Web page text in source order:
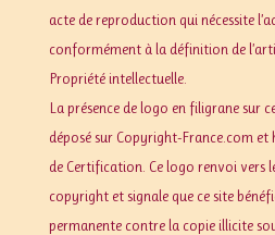
acte de reproduction qui nécessite
conformément à la définition de
Propriété intellectuelle.
La présence de logo en filigrane sur
déposé sur Copyright-France.com
de Certification. Ce logo renvoi vers
copyright et signale que ce site
permanente contre la copie illicite